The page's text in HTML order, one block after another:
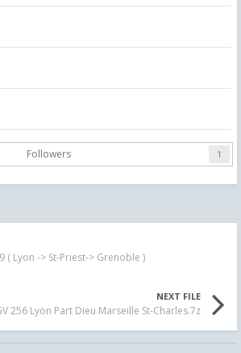
Followers 1
( Lyon -> St-Priest-> Grenoble )
NEXT FILE
256 Lyon Part Dieu Marseille St-Charles.7z